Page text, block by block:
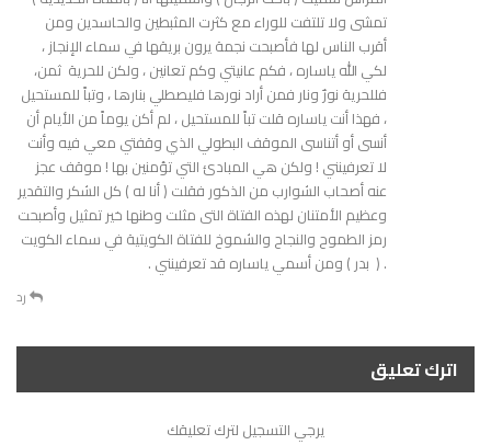
تمشى ولا تلتفت للوراء مع كثرت المثبطين والحاسدين ومن
أقرب الناس لها فأصبحت نجمة يرون بريقها في سماء الإنجاز ،
لكي الله ياساره ، فكم عانيتي وكم تعانين ، ولكن للحرية ثمن،
فللحرية نورٌ ونار فمن أراد نورها فليصطلي بنارها ، وتباً للمستحيل
، فهذا أنت ياساره قلت تباً للمستحيل ، لم أكن يوماً من الأيام أن
أنسى أو أتناسى الموقف البطولي الذي وقفتي معي فيه وأنت
لا تعرفينني ! ولكن هي المبادئ التي تؤمنين بها ! موقف عجز
عنه أصحاب الشوارب من الذكور فقلت ( أنا له ) كل الشكر والتقدير
وعظيم الأمتنان لهذه الفتاة التى مثلت وطنها خير تمثيل وأصبحت
رمز الطموح والنجاح والشموخ للفتاة الكويتية في سماء الكويت
. ( بدر ) ومن أسمي ياساره قد تعرفينني .
رد
اترك تعليق
يرجي التسجيل لترك تعليقك